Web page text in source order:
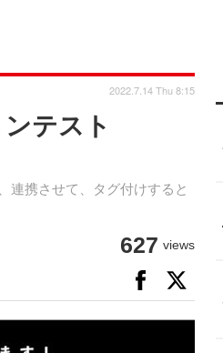
テスト
連携させて、タグ付けすると
2022.7.14 Thu 8:15
627 views